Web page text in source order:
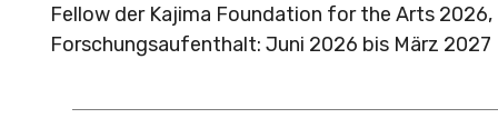
Fellow der Kajima Foundation for the Arts 2026,
Forschungsaufenthalt: Juni 2026 bis März 2027